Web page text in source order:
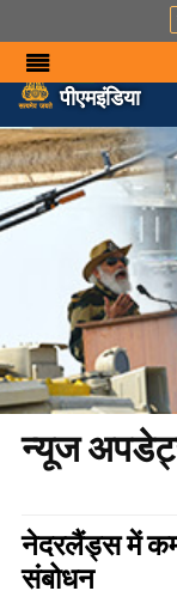
पीएमइंडिया
न्यूज
नेदरलैंड्स में
संबोधन